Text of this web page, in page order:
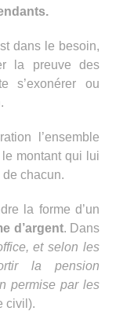
dans le besoin,
la preuve des
s’exonérer ou
l’ensemble
montant qui lui
chacun.
la forme d’un
d’argent. Dans
et selon les
la pension
permise par les
civil).